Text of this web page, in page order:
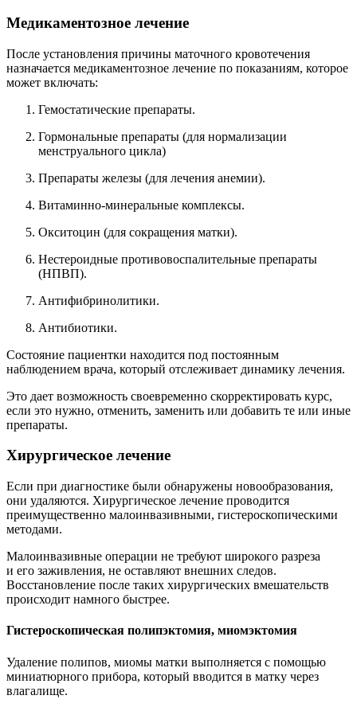
Медикаментозное лечение
После установления причины маточного кровотечения
назначается медикаментозное лечение по показаниям, которое
может включать:
Гемостатические препараты.
Гормональные препараты (для нормализации
менструального цикла)
Препараты железы (для лечения анемии).
Витаминно-минеральные комплексы.
Окситоцин (для сокращения матки).
Нестероидные противовоспалительные препараты
(НПВП).
Антифибринолитики.
Антибиотики.
Состояние пациентки находится под постоянным
наблюдением врача, который отслеживает динамику лечения.
Это дает возможность своевременно скорректировать курс,
если это нужно, отменить, заменить или добавить те или иные
препараты.
Хирургическое лечение
Если при диагностике были обнаружены новообразования,
они удаляются. Хирургическое лечение проводится
преимущественно малоинвазивными, гистероскопическими
методами.
Малоинвазивные операции не требуют широкого разреза
и его заживления, не оставляют внешних следов.
Восстановление после таких хирургических вмешательств
происходит намного быстрее.
Гистероскопическая полипэктомия, миомэктомия
Удаление полипов, миомы матки выполняется с помощью
миниатюрного прибора, который вводится в матку через
влагалище.